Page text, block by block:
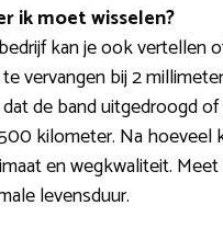
ik moet wisselen?
kan je ook vertellen
vervangen bij 2
de band uitgedroogd
kilometer. Na
en wegkwaliteit.
levensduur.